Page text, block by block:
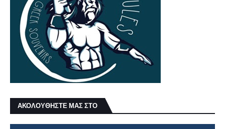
ΑΚΟΛΟΥΘΗΣΤΕ ΜΑΣ ΣΤΟ